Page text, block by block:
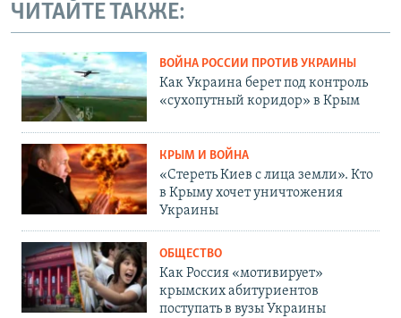
ЧИТАЙТЕ ТАКЖЕ:
ВОЙНА РОССИИ ПРОТИВ УКРАИНЫ
Как Украина берет под контроль
«сухопутный коридор» в Крым
КРЫМ И ВОЙНА
«Стереть Киев с лица земли». Кто
в Крыму хочет уничтожения
Украины
ОБЩЕСТВО
Как Россия «мотивирует»
крымских абитуриентов
поступать в вузы Украины